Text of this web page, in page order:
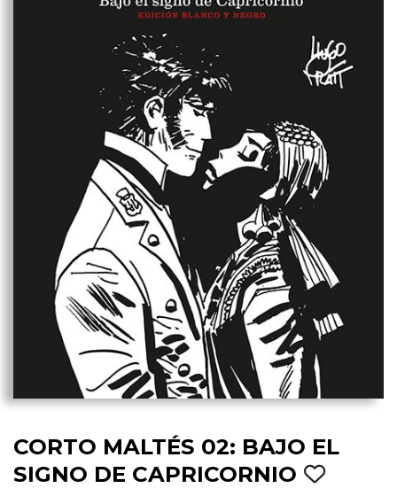
CORTO MALTÉS 02: BAJO EL
SIGNO DE CAPRICORNIO